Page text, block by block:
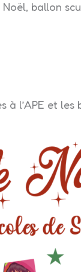
ballon
l’APE et